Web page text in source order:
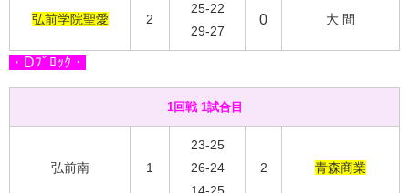
弘前学院聖愛 2
25-22
29-27
0 大 間
・Dﾌﾞﾛｯｸ・
1回戦 1試合目
弘前南 1
23-25
26-24
2 青森商業